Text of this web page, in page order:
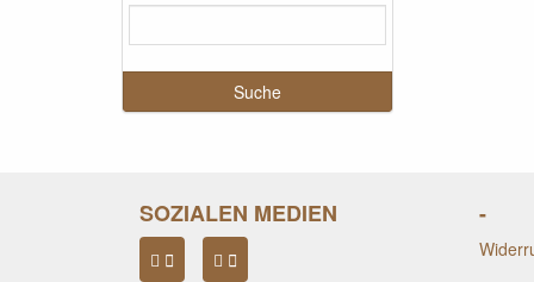
SOZIALEN MEDIEN -